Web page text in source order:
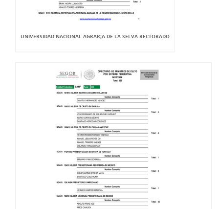
UNIVERSIDAD NACIONAL AGRAR¡A DE LA SELVA RECTORADO